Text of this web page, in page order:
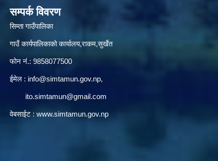
सम्पर्क विवरण
सिम्ता गाउँपालिका
गाउँ कार्यपालिकाको कार्यालय,राकम,सुर्खेत
फोन नं.: 9858077500
ईमेल‌ : info@simtamun.gov.np,
ito.simtamun@gmail.com
वेबसाईट : www.simtamun.gov.np